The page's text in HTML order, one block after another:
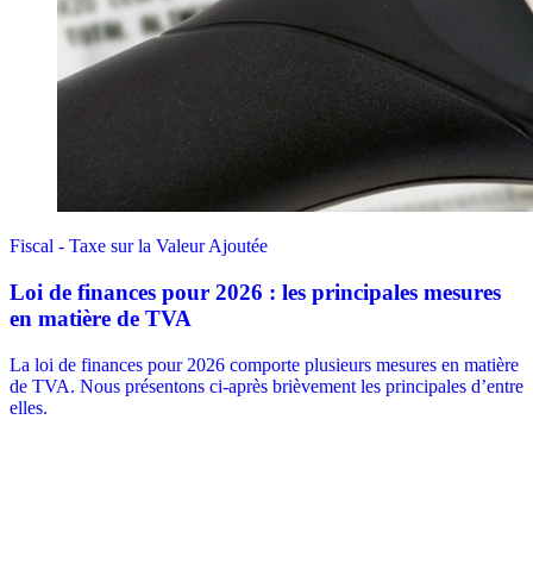
Fiscal - Taxe sur la Valeur Ajoutée
Loi de finances pour 2026 : les principales mesures
en matière de TVA
La loi de finances pour 2026 comporte plusieurs mesures en matière
de TVA. Nous présentons ci-après brièvement les principales d’entre
elles.